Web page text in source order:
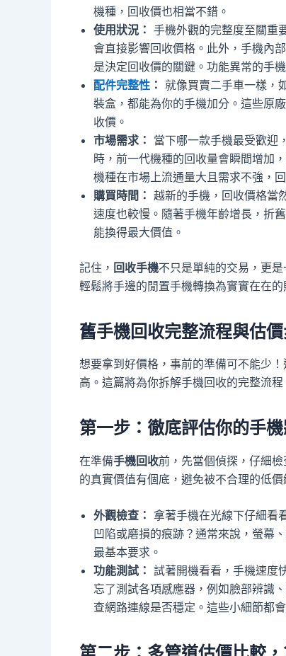
機種，回收價也相當不錯。
使用狀況： 手機外觀的完整度至關重
會直接影響回收價格。此外，手機內
是決定回收價的關鍵。功能異常的手
配件完整性 ： 就像買賣二手車一樣，
裝盒，都能為你的手機加分。這些原
收價。
市場需求： 當下哪一款手機最受歡迎
時，前一代機種的回收量會瞬間增加
機種在市場上流通量大且需求不強，
購買時間： 越新的手機，回收價格當
速度也較慢。隨著手機年齡增長，折
能換得最大價值。
記住， 回收手機不只是單純的交易，更
輕鬆將手邊的閒置手機轉換為實實在在的
舊手機回收完整流程與估
想要拿到好價格，事前的準備可不能少
高。這篇將為你拆解手機回收的完整流
第一步：徹底評估你的手
在準備手機回收前，先當個偵探，仔細
的真實價值有個底，避免被不合理的低價
外觀檢查： 拿著手機在光線下仔細看
凹陷或磨損的痕跡？通常來說，螢幕
最基本要求。
功能測試： 試著開機看看，手機速度
忘了測試各項感應器，例如臉部辨識
查網路連線是否穩定。這些小細節都